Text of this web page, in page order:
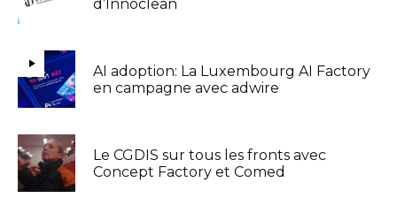
d’Innoclean
AI adoption: La Luxembourg AI Factory
en campagne avec adwire
Le CGDIS sur tous les fronts avec
Concept Factory et Comed